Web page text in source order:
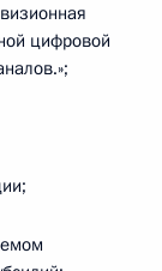
цифровой